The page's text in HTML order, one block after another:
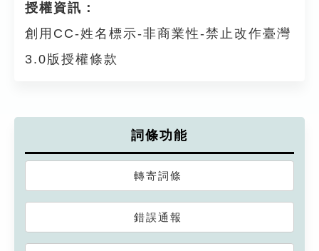
授權資訊：
創用CC-姓名標示-非商業性-禁止改作臺灣
3.0版授權條款
詞條功能
轉寄詞條
錯誤通報